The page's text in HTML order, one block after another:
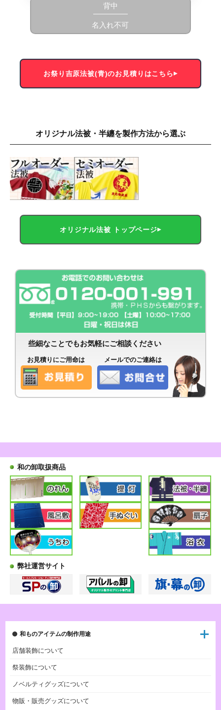
背中
名入れ不可
お祭り吉原法被(青)のお見積りはこちら
オリジナル法被・半纏を製作方法から選ぶ
オリジナル法被 トップページ
些細なことでもお気軽にご相談ください
お見積りにご用命は メールでのご連絡は
和の卸取扱商品
弊社運営サイト
和ものアイテムの制作用途
店舗装飾について
祭装飾について
ノベルティグッズについて
物販・販売グッズについて